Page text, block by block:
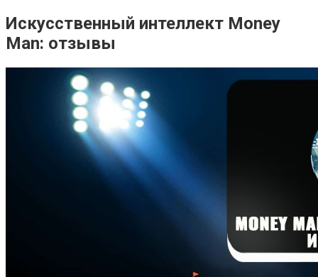
Искусственный интеллект Money
Man: отзывы